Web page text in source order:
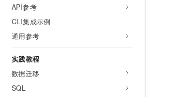
API参考
CLI集成示例
通用参考
实践教程
数据迁移
SQL